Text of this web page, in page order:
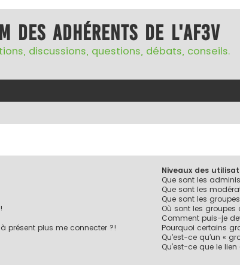
des adhérents de l'AF3V
discussions, questions, débats, conseils.
présent plus me connecter ?!
Niveaux des
Que sont les
Que sont les
Que sont les
Où sont les groupes
Comment puis-je
Pourquoi certains
Qu’est-ce qu’un «
Qu’est-ce que le lien